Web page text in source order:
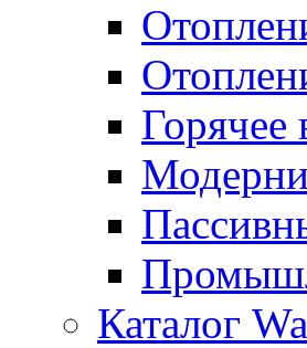
Горячее
Каталог